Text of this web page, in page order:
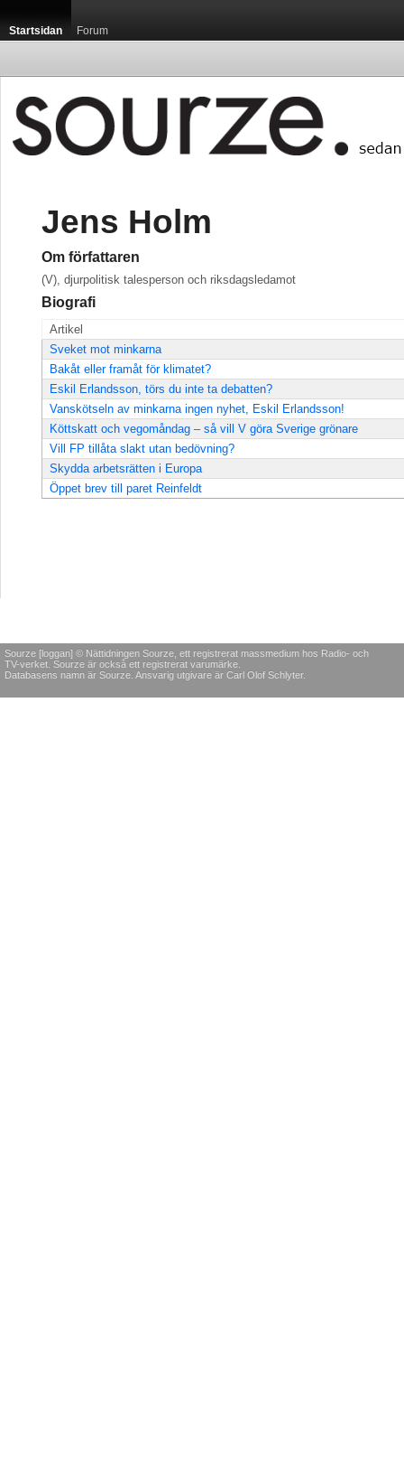
Startsidan Forum
Jens Holm
Om författaren
(V), djurpolitisk talesperson och riksdagsledamot
Biografi
Artikel
Sveket mot minkarna
Bakåt eller framåt för klimatet?
Eskil Erlandsson, törs du inte ta debatten?
Vanskötseln av minkarna ingen nyhet, Eskil Erlandsson!
Köttskatt och vegomåndag – så vill V göra Sverige grönare
Vill FP tillåta slakt utan bedövning?
Skydda arbetsrätten i Europa
Öppet brev till paret Reinfeldt
Sourze [loggan] © Nättidningen Sourze, ett registrerat massmedium hos Radio- och
TV-verket. Sourze är också ett registrerat varumärke.
Databasens namn är Sourze. Ansvarig utgivare är Carl Olof Schlyter.